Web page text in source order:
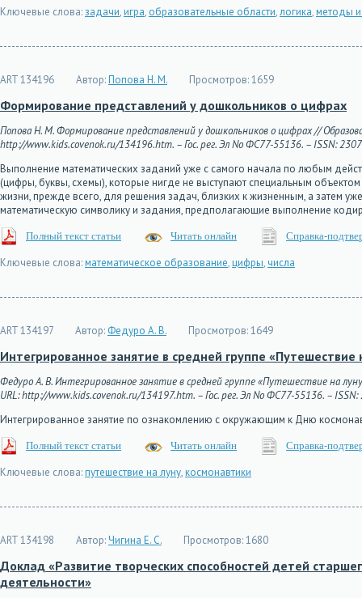
Ключевые слова:задачи,игра, образовательные области,логика,методы
ART 134196 Автор:Попова Н. М. Просмотров:1659
Формирование представлений у дошкольников о цифрах
Попова Н. М. Формирование представлений у дошкольников о цифрах //
http://www.kids.covenok.ru/134196.htm. – Гос. рег. Эл No ФС77-55136. – ISSN:
Выполнение математических заданий уже с самого начала по любым
(цифры, буквы, схемы), которые нигде не выступают специальным
жизни, прежде всего, для решения задач, близких к жизненным, а затем
математическую символику и задания, предполагающие выполнение
Полный текст статьи Читать онлайн Справка-
Ключевые слова:математическое образование,цифры,числа
ART 134197 Автор: Федуро А. В. Просмотров:1649
Интегрированное занятие в средней группе «Путешествие
Федуро А. В. Интегрированное занятие в средней группе «Путешествие на
URL: http://www.kids.covenok.ru/134197.htm. – Гос. рег. Эл No ФС77-55136. –
Интегрированное занятие по ознакомлению с окружающим к Дню
Полный текст статьи Читать онлайн Справка-
Ключевые слова:путешествие на луну,космонавтики
ART 134198 Автор:Чигина Е. С. Просмотров:1680
Доклад «Развитие творческих способностей детей
деятельности»